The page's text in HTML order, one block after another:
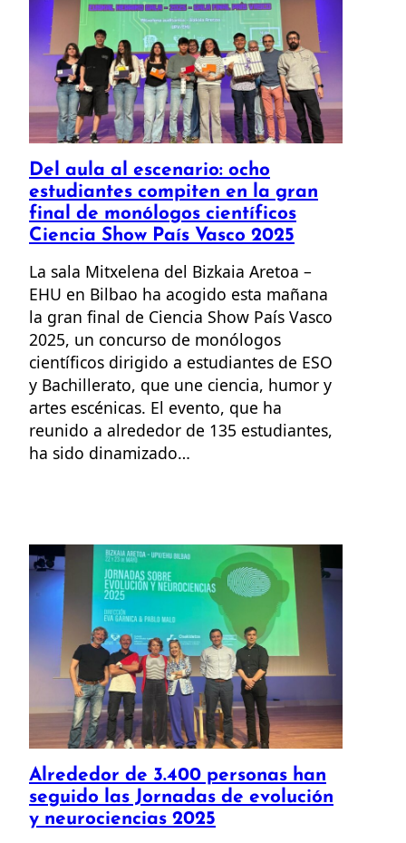
Del aula al escenario: ocho
estudiantes compiten en la gran
final de monólogos científicos
Ciencia Show País Vasco 2025
La sala Mitxelena del Bizkaia Aretoa –
EHU en Bilbao ha acogido esta mañana
la gran final de Ciencia Show País Vasco
2025, un concurso de monólogos
científicos dirigido a estudiantes de ESO
y Bachillerato, que une ciencia, humor y
artes escénicas. El evento, que ha
reunido a alrededor de 135 estudiantes,
ha sido dinamizado…
Alrededor de 3.400 personas han
seguido las Jornadas de evolución
y neurociencias 2025